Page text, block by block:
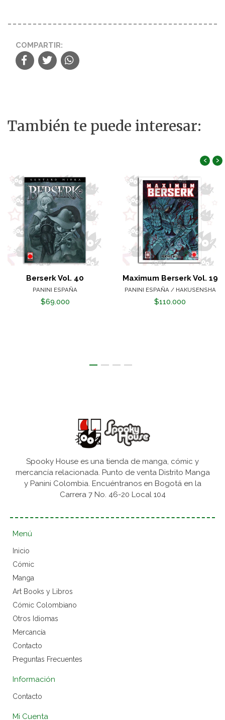
COMPARTIR:
También te puede interesar:
Berserk Vol. 40
PANINI ESPAÑA
$69.000
Maximum Berserk Vol. 19
PANINI ESPAÑA / HAKUSENSHA
$110.000
‹ ›
Spooky House es una tienda de manga, cómic y
mercancía relacionada. Punto de venta Distrito Manga
y Panini Colombia. Encuéntranos en Bogotá en la
Carrera 7 No. 46-20 Local 104
Menú
Inicio
Cómic
Manga
Art Books y Libros
Cómic Colombiano
Otros Idiomas
Mercancía
Contacto
Preguntas Frecuentes
Información
Contacto
Mi Cuenta